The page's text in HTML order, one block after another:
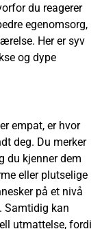
du reagerer
egenomsorg,
Her er syv
og dype
empat, er hvor
deg. Du merker
du kjenner dem
eller plutselige
på et nivå
Samtidig kan
utmattelse, fordi